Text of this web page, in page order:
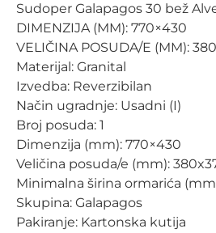
Sudoper Galapagos 30 bež
DIMENZIJA (MM): 770×430
VELIČINA POSUDA/E (MM):
Materijal: Granital
Izvedba: Reverzibilan
Način ugradnje: Usadni (I)
Broj posuda: 1
Dimenzija (mm): 770×430
Veličina posuda/e (mm):
Minimalna širina ormarića
Skupina: Galapagos
Pakiranje: Kartonska kutija